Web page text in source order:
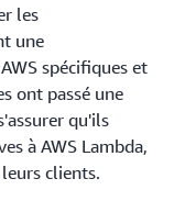
les
une
spécifiques et
ont passé une
qu'ils
à AWS Lambda,
clients.